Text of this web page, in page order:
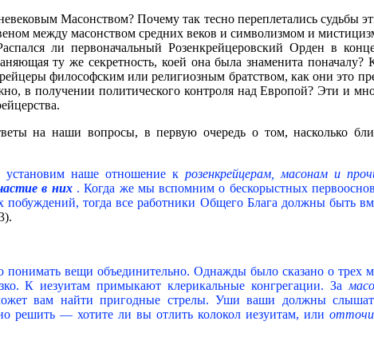
Масонством? Почему так тесно переплетались судьбы
между масонством средних веков и символизмом и
ли первоначальный Розенкрейцеровский Орден в
ту же секретность, коей она была знаменита поначалу?
философским или религиозным братством, как они это
в получении политического контроля над Европой? Эти и
на наши вопросы, в первую очередь о том, насколько
наше отношение к розенкрейцерам, масонам и
в них . Когда же мы вспомним о бескорыстных
тогда все работники Общего Блага должны быть
вещи объединительно. Однажды было сказано о трех
К иезуитам примыкают клерикальные конгрегации. За
вам найти пригодные стрелы. Уши ваши должны
решить — хотите ли вы отлить колокол иезуитам, или